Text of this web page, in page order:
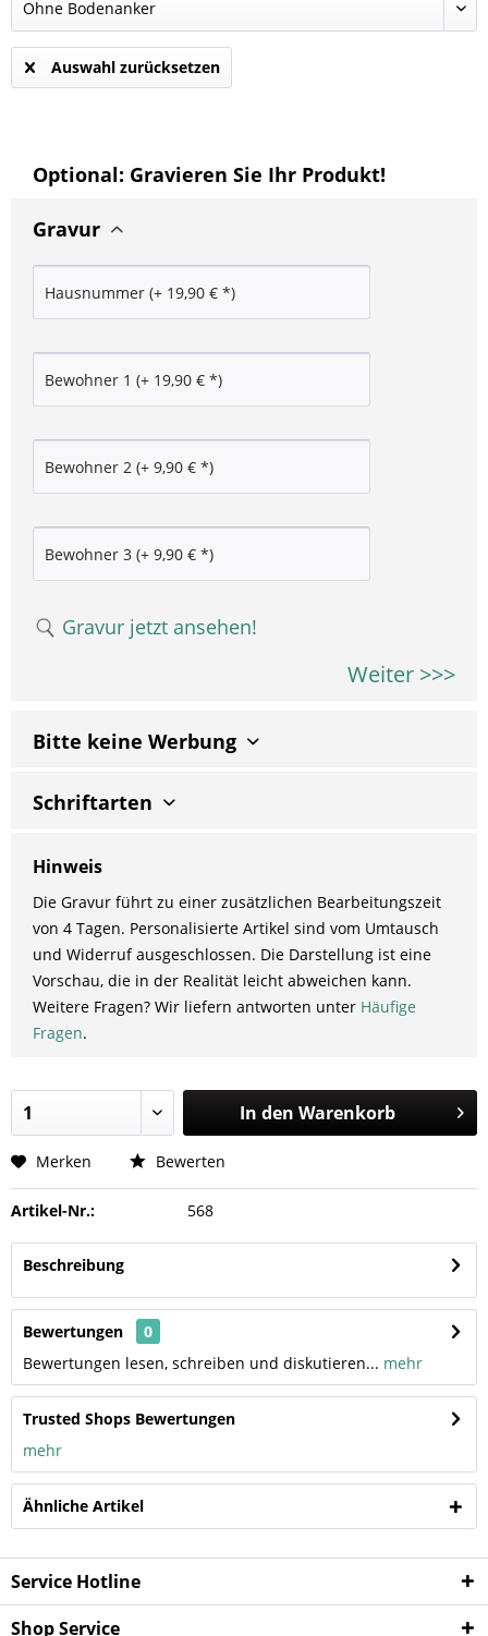
Auswahl zurücksetzen
Optional: Gravieren Sie Ihr Produkt!
Gravur
Gravur jetzt ansehen!
Weiter >>>
Bitte keine Werbung
Schriftarten
Hinweis
Die Gravur führt zu einer zusätzlichen Bearbeitungszeit
von 4 Tagen. Personalisierte Artikel sind vom Umtausch
und Widerruf ausgeschlossen. Die Darstellung ist eine
Vorschau, die in der Realität leicht abweichen kann.
Weitere Fragen? Wir liefern antworten unter Häufige
Fragen.
In den Warenkorb
Merken Bewerten
Artikel-Nr.: 568
Beschreibung
Bewertungen
0
Bewertungen lesen, schreiben und diskutieren... mehr
Trusted Shops Bewertungen
mehr
Ähnliche Artikel
Service Hotline
Shop Service